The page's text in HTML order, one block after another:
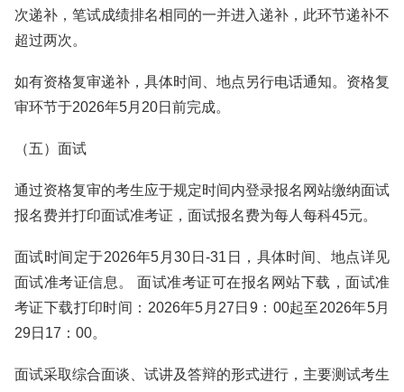
次递补，笔试成绩排名相同的一并进入递补，此环节递补不
超过两次。
如有资格复审递补，具体时间、地点另行电话通知。资格复
审环节于2026年5月20日前完成。
（五）面试
通过资格复审的考生应于规定时间内登录报名网站缴纳面试
报名费并打印面试准考证，面试报名费为每人每科45元。
面试时间定于2026年5月30日-31日，具体时间、地点详见
面试准考证信息。 面试准考证可在报名网站下载，面试准
考证下载打印时间：2026年5月27日9：00起至2026年5月
29日17：00。
面试采取综合面谈、试讲及答辩的形式进行，主要测试考生